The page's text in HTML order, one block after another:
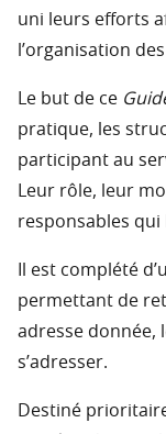
uni leurs efforts
l’organisation
Le but de ce
pratique, les
participant au
Leur rôle, leur
responsables
Il est complété
permettant de
adresse donnée,
s’adresser.
Destiné